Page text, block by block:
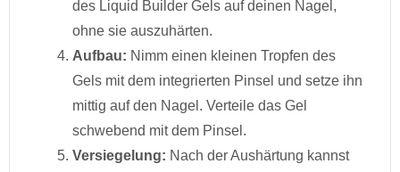
des Liquid Builder Gels auf deinen Nagel,
ohne sie auszuhärten.
Aufbau: Nimm einen kleinen Tropfen des
Gels mit dem integrierten Pinsel und setze ihn
mittig auf den Nagel. Verteile das Gel
schwebend mit dem Pinsel.
Versiegelung: Nach der Aushärtung kannst